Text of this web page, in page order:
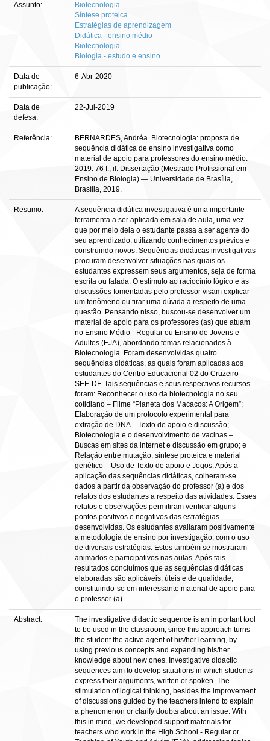
Assunto:
Biotecnologia
Síntese proteica
Estratégias de aprendizagem
Didática - ensino médio
Biotecnologia
Biologia - estudo e ensino
Data de
publicação:
6-Abr-2020
Data de
defesa:
22-Jul-2019
Referência:
BERNARDES, Andréa. Biotecnologia: proposta de
sequência didática de ensino investigativa como
material de apoio para professores do ensino médio.
2019. 76 f., il. Dissertação (Mestrado Profissional em
Ensino de Biologia) — Universidade de Brasília,
Brasília, 2019.
Resumo:
A sequência didática investigativa é uma importante
ferramenta a ser aplicada em sala de aula, uma vez
que por meio dela o estudante passa a ser agente do
seu aprendizado, utilizando conhecimentos prévios e
construindo novos. Sequências didáticas investigativas
procuram desenvolver situações nas quais os
estudantes expressem seus argumentos, seja de forma
escrita ou falada. O estímulo ao raciocínio lógico e às
discussões fomentadas pelo professor visam explicar
um fenômeno ou tirar uma dúvida a respeito de uma
questão. Pensando nisso, buscou-se desenvolver um
material de apoio para os professores (as) que atuam
no Ensino Médio - Regular ou Ensino de Jovens e
Adultos (EJA), abordando temas relacionados à
Biotecnologia. Foram desenvolvidas quatro
sequências didáticas, as quais foram aplicadas aos
estudantes do Centro Educacional 02 do Cruzeiro
SEE-DF. Tais sequências e seus respectivos recursos
foram: Reconhecer o uso da biotecnologia no seu
cotidiano – Filme “Planeta dos Macacos: A Origem”;
Elaboração de um protocolo experimental para
extração de DNA – Texto de apoio e discussão;
Biotecnologia e o desenvolvimento de vacinas –
Buscas em sites da internet e discussão em grupo; e
Relação entre mutação, síntese proteica e material
genético – Uso de Texto de apoio e Jogos. Após a
aplicação das sequências didáticas, colheram-se
dados a partir da observação do professor (a) e dos
relatos dos estudantes a respeito das atividades. Esses
relatos e observações permitiram verificar alguns
pontos positivos e negativos das estratégias
desenvolvidas. Os estudantes avaliaram positivamente
a metodologia de ensino por investigação, com o uso
de diversas estratégias. Estes também se mostraram
animados e participativos nas aulas. Após tais
resultados concluímos que as sequências didáticas
elaboradas são aplicáveis, úteis e de qualidade,
constituindo-se em interessante material de apoio para
o professor (a).
Abstract:
The investigative didactic sequence is an important tool
to be used in the classroom, since this approach turns
the student the active agent of his/her learning, by
using previous concepts and expanding his/her
knowledge about new ones. Investigative didactic
sequences aim to develop situations in which students
express their arguments, written or spoken. The
stimulation of logical thinking, besides the improvement
of discussions guided by the teachers intend to explain
a phenomenon or clarify doubts about an issue. With
this in mind, we developed support materials for
teachers who work in the High School - Regular or